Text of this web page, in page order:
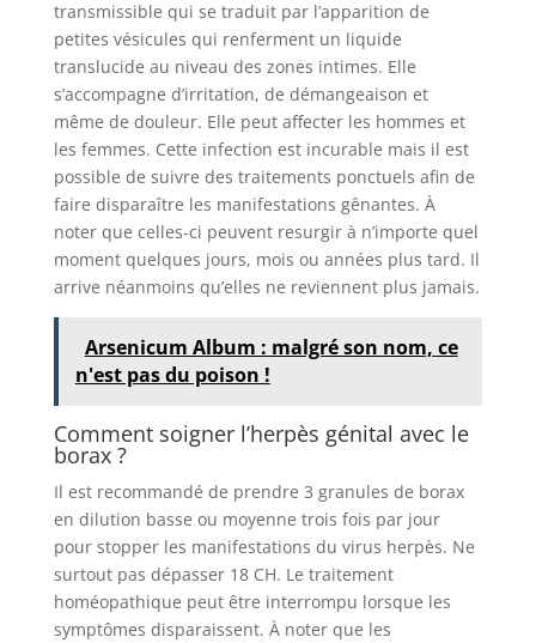
transmissible qui se traduit par l’apparition de
petites vésicules qui renferment un liquide
translucide au niveau des zones intimes. Elle
s’accompagne d’irritation, de démangeaison et
même de douleur. Elle peut affecter les hommes et
les femmes. Cette infection est incurable mais il est
possible de suivre des traitements ponctuels afin de
faire disparaître les manifestations gênantes. À
noter que celles-ci peuvent resurgir à n’importe quel
moment quelques jours, mois ou années plus tard. Il
arrive néanmoins qu’elles ne reviennent plus jamais.
Arsenicum Album : malgré son nom, ce
n'est pas du poison !
Comment soigner l’herpès génital avec le
borax ?
Il est recommandé de prendre 3 granules de borax
en dilution basse ou moyenne trois fois par jour
pour stopper les manifestations du virus herpès. Ne
surtout pas dépasser 18 CH. Le traitement
homéopathique peut être interrompu lorsque les
symptômes disparaissent. À noter que les